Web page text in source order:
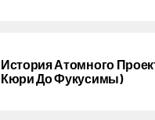
История Атомного
Кюри До Фукусимы)